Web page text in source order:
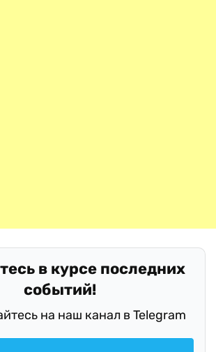
в курсе последних
событий!
на наш канал в Telegram